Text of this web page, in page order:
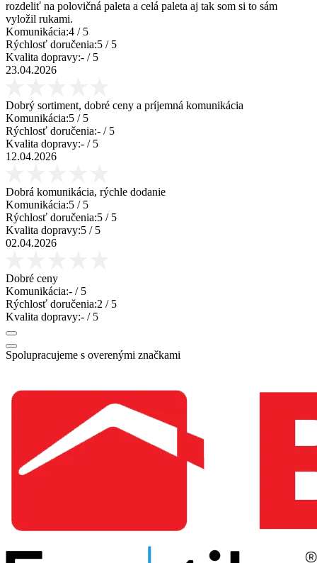
rozdeliť na polovičná paleta a celá paleta aj tak som si to sám
vyložil rukami.
Komunikácia:4 / 5
Rýchlosť doručenia:5 / 5
Kvalita dopravy:- / 5
23.04.2026
Dobrý sortiment, dobré ceny a príjemná komunikácia
Komunikácia:5 / 5
Rýchlosť doručenia:- / 5
Kvalita dopravy:- / 5
12.04.2026
Dobrá komunikácia, rýchle dodanie
Komunikácia:5 / 5
Rýchlosť doručenia:5 / 5
Kvalita dopravy:5 / 5
02.04.2026
Dobré ceny
Komunikácia:- / 5
Rýchlosť doručenia:2 / 5
Kvalita dopravy:- / 5
Spolupracujeme s overenými značkami